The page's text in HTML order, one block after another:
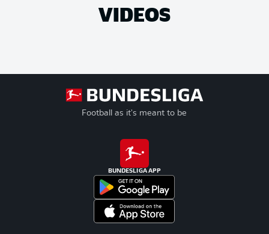
VIDEOS
Football as it's meant to be
BUNDESLIGA APP